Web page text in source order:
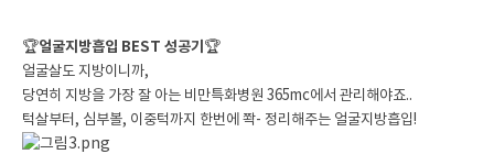
🏆얼굴지방흡입 BEST 성공기 🏆
얼굴살도 지방이니까,
당연히 지방을 가장 잘 아는 비만특화병원 365mc에서 관리해야죠..
턱살부터, 심부볼, 이중턱까지 한번에 쫙- 정리해주는 얼굴지방흡입!